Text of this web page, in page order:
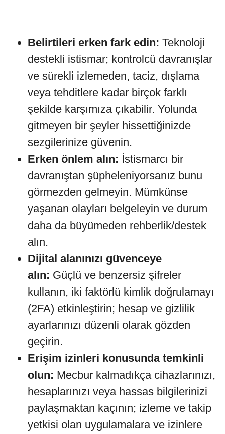
Belirtileri erken fark edin: Teknoloji
destekli istismar; kontrolcü davranışlar
ve sürekli izlemeden, taciz, dışlama
veya tehditlere kadar birçok farklı
şekilde karşımıza çıkabilir. Yolunda
gitmeyen bir şeyler hissettiğinizde
sezgilerinize güvenin.
Erken önlem alın: İstismarcı bir
davranıştan şüpheleniyorsanız bunu
görmezden gelmeyin. Mümkünse
yaşanan olayları belgeleyin ve durum
daha da büyümeden rehberlik/destek
alın.
Dijital alanınızı güvenceye
alın: Güçlü ve benzersiz şifreler
kullanın, iki faktörlü kimlik doğrulamayı
(2FA) etkinleştirin; hesap ve gizlilik
ayarlarınızı düzenli olarak gözden
geçirin.
Erişim izinleri konusunda temkinli
olun: Mecbur kalmadıkça cihazlarınızı,
hesaplarınızı veya hassas bilgilerinizi
paylaşmaktan kaçının; izleme ve takip
yetkisi olan uygulamalara ve izinlere